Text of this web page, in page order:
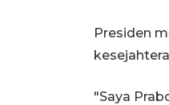
Presiden
"Saya